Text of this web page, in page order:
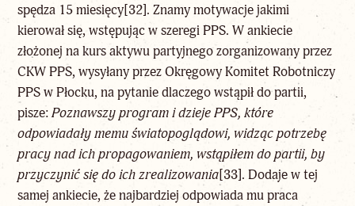
spędza 15 miesięcy[32]. Znamy motywacje jakimi
kierował się, wstępując w szeregi PPS. W ankiecie
złożonej na kurs aktywu partyjnego zorganizowany przez
CKW PPS, wysyłany przez Okręgowy Komitet Robotniczy
PPS w Płocku, na pytanie dlaczego wstąpił do partii,
pisze:Poznawszy program i dzieje PPS, które
odpowiadały memu światopoglądowi, widząc potrzebę
pracy nad ich propagowaniem, wstąpiłem do partii, by
przyczynić się do ich zrealizowania[33]. Dodaje w tej
samej ankiecie, że najbardziej odpowiada mu praca